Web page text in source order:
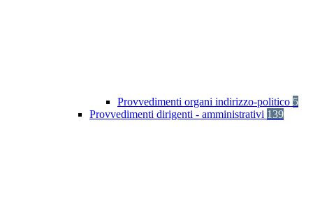
Provvedimenti organi indirizzo-politico 5
Provvedimenti dirigenti - amministrativi 139